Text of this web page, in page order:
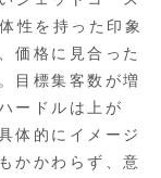
性を持った印象
価格に見合った
目標集客数が増
ードルは上が
体的にイメージ
かかわらず、意